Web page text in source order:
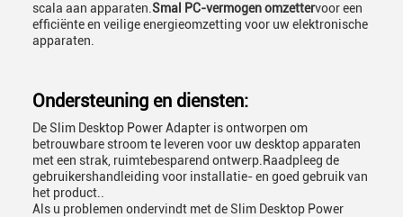
scala aan apparaten. Smal PC-vermogen omzettervoor een
efficiënte en veilige energieomzetting voor uw elektronische
apparaten.
Ondersteuning en diensten:
De Slim Desktop Power Adapter is ontworpen om
betrouwbare stroom te leveren voor uw desktop apparaten
met een strak, ruimtebesparend ontwerp.Raadpleeg de
gebruikershandleiding voor installatie- en goed gebruik van
het product..
Als u problemen ondervindt met de Slim Desktop Power